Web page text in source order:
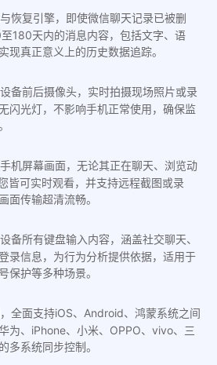
恢复引擎，即使微信聊天记录已被删
180天内的消息内容，包括文字、语
现真正意义上的历史数据追踪。
备前后摄像头，实时拍摄现场照片或录
闪光灯，不影响手机正常使用，确保监
机屏幕画面，无论其正在聊天、浏览动
皆可实时观看，并支持远程截图或录
面传输超清流畅。
备所有键盘输入内容，涵盖社交聊天、
录信息，为行为分析提供依据，适用于
保护等多种场景。
全面支持iOS、Android、鸿蒙系统之间
为、iPhone、小米、OPPO、vivo、三
多系统同步控制。